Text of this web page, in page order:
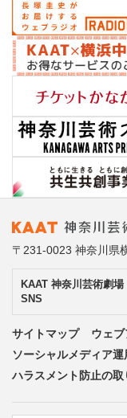
〒231-0023 神奈川県
KAAT 神奈川芸術劇場
SNS
サイトマップ ウェ
ソーシャルメディア
ハラスメント防止の取